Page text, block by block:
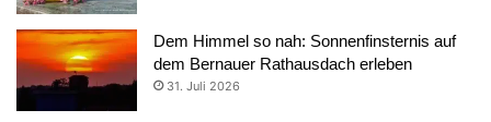
Dem Himmel so nah: Sonnenfinsternis auf
dem Bernauer Rathausdach erleben
31. Juli 2026